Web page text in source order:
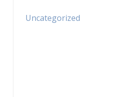
Uncategorized